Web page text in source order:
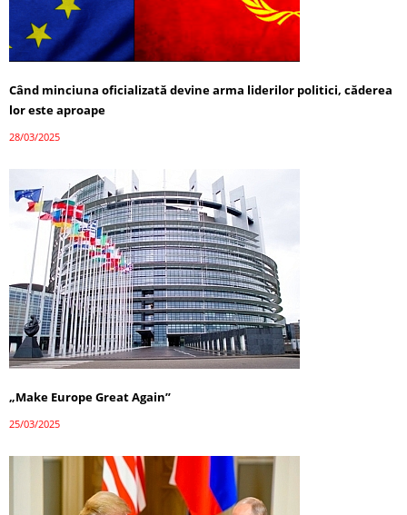
Când minciuna oficializată devine arma liderilor politici, căderea
lor este aproape
28/03/2025
„Make Europe Great Again”
25/03/2025